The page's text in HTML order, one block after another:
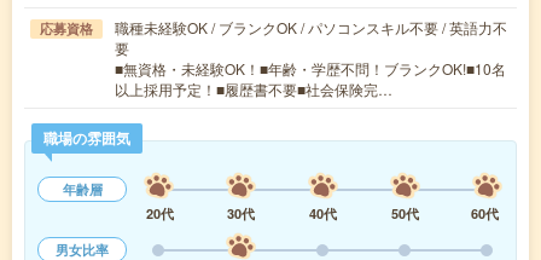
応募資格
職種未経験OK / ブランクOK / パソコンスキル不要 / 英語力不
要
■無資格・未経験OK！■年齢・学歴不問！ブランクOK!■10名
以上採用予定！■履歴書不要■社会保険完…
職場の雰囲気
年齢層
20代
30代 40代 50代
60代
男女比率